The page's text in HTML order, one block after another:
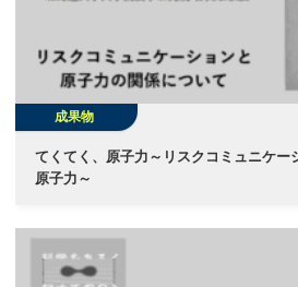
成果物
てくてく、原子力～リスクコミュニケー
原子力～